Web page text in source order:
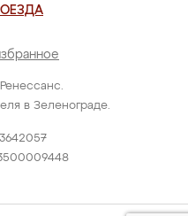
в Зеленограде.